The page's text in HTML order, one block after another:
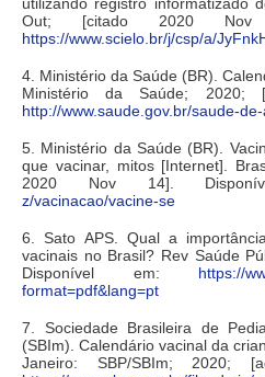
Out; [citado 2020 Nov
https://www.scielo.br/j/csp/a/
4. Ministério da Saúde (BR).
Ministério da Saúde; 2020;
http://www.saude.gov.br/saude-
5. Ministério da Saúde (BR).
que vacinar, mitos [Internet].
2020 Nov 14].
z/vacinacao/vacine-se
6. Sato APS. Qual a
vacinais no Brasil? Rev Saúde
Disponível em: https://
format=pdf&lang=pt
7. Sociedade Brasileira de
(SBIm). Calendário vacinal da
Janeiro: SBP/SBIm; 2020;